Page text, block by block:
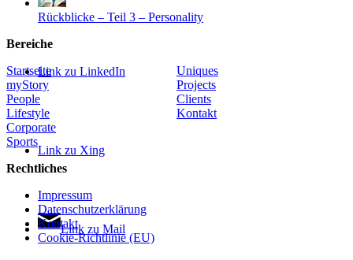
Link zu LinkedIn
Link zu Xing
Link zu Mail
Rückblicke – Teil 3 – Personality
Bereiche
Startseite
myStory
People
Lifestyle
Corporate
Sports
Uniques
Projects
Clients
Kontakt
Rechtliches
Impressum
Datenschutzerklärung
Kontakt
Cookie-Richtlinie (EU)